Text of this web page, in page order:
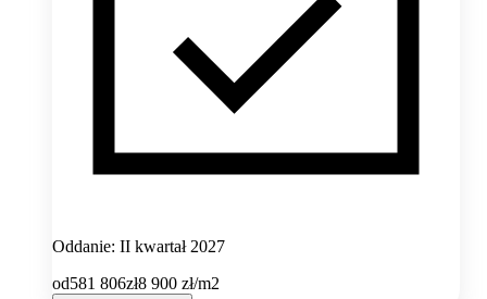
Oddanie: II kwartał 2027
od581 806zł8 900 zł/m2